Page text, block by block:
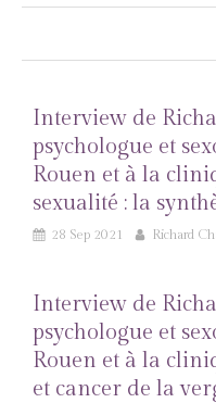
Interview de
psychologue et
Rouen et à la
sexualité : la
28 Sep 2021 Richard
Interview de
psychologue et
Rouen et à la
et cancer de la